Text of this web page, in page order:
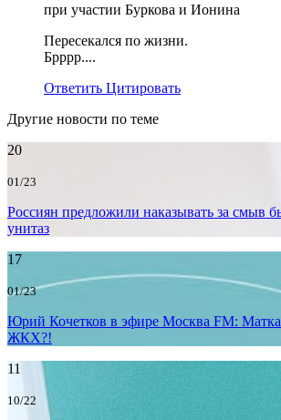
при участии Буркова и Ионина
Пересекался по жизни.
Брррр....
Ответить Цитировать
Другие новости по теме
20
01/23
Россиян предложили наказывать за смыв
унитаз
17
01/23
Юрий Кочетков в эфире Москва FM:
ЖКХ?!
11
10/22